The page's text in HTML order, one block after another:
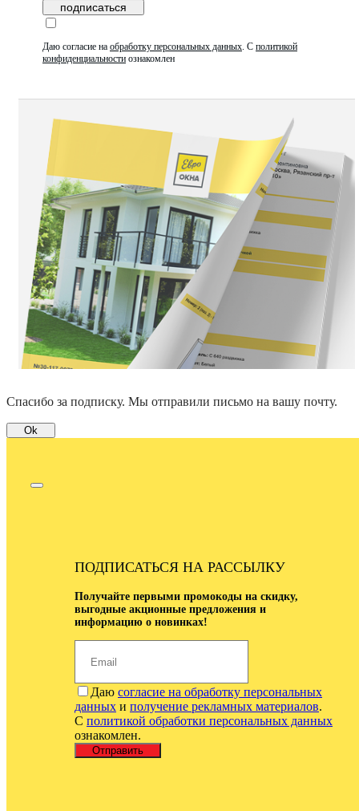
подписаться
Даю согласие на обработку персональных данных. С политикой
конфиденциальности ознакомлен
Спасибо за подписку. Мы отправили письмо на вашу почту.
Ok
ПОДПИСАТЬСЯ НА РАССЫЛКУ
Получайте первыми промокоды на скидку,
выгодные акционные предложения и
информацию о новинках!
Даю согласие на обработку персональных
данных и получение рекламных материалов.
С политикой обработки персональных данных
ознакомлен.
Отправить